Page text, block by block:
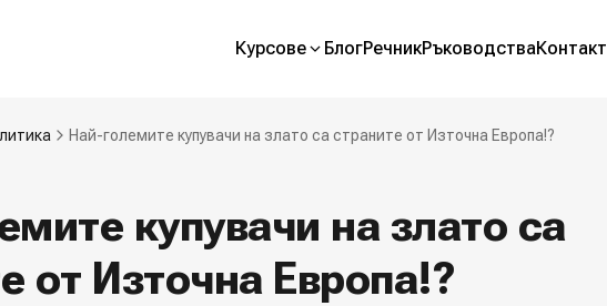
Курсове БлогРечникРъководстваКонтакт
Най-големите купувачи на злато са страните от Източна Европа!?
купувачи на злато са
от Източна Европа!?